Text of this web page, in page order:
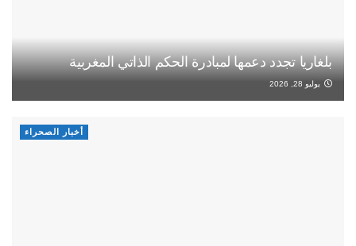
بلغاريا تجدد دعمها لمبادرة الحكم الذاتي المغربية
يوليو 28, 2026
أخبار الصحراء